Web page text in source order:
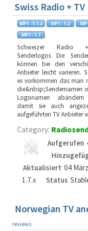
Swiss Radio +
Schweizer Radio
Senderlogos Die
können bei den
Anbieter leicht varieren.
es vorkommen das man
die&nbsp;Sendernamen
Logonamen abändern
damit sie auch
aufgeführten TV Anbieter
Category:
Aufgerufen
Aktualisiert 04
1.7.x
Status
Norwegian TV
reviews